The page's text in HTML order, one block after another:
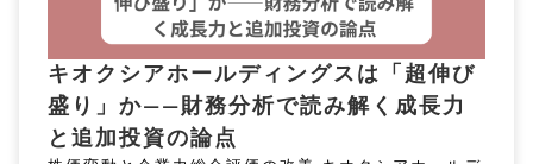
キオクシアホールディングスは「超伸び
盛り」か――財務分析で読み解く成長力
と追加投資の論点